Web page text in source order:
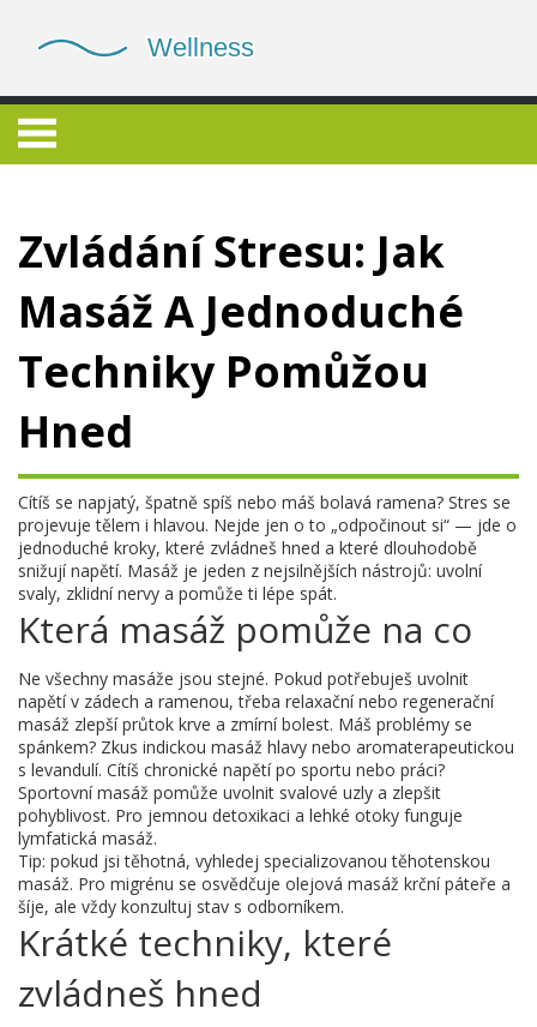
Zvládání Stresu: Jak
Masáž A Jednoduché
Techniky Pomůžou
Hned
Cítíš se napjatý, špatně spíš nebo máš bolavá ramena? Stres se
projevuje tělem i hlavou. Nejde jen o to „odpočinout si“ — jde o
jednoduché kroky, které zvládneš hned a které dlouhodobě
snižují napětí. Masáž je jeden z nejsilnějších nástrojů: uvolní
svaly, zklidní nervy a pomůže ti lépe spát.
Která masáž pomůže na co
Ne všechny masáže jsou stejné. Pokud potřebuješ uvolnit
napětí v zádech a ramenou, třeba relaxační nebo regenerační
masáž zlepší průtok krve a zmírní bolest. Máš problémy se
spánkem? Zkus indickou masáž hlavy nebo aromaterapeutickou
s levandulí. Cítíš chronické napětí po sportu nebo práci?
Sportovní masáž pomůže uvolnit svalové uzly a zlepšit
pohyblivost. Pro jemnou detoxikaci a lehké otoky funguje
lymfatická masáž.
Tip: pokud jsi těhotná, vyhledej specializovanou těhotenskou
masáž. Pro migrénu se osvědčuje olejová masáž krční páteře a
šíje, ale vždy konzultuj stav s odborníkem.
Krátké techniky, které
zvládneš hned